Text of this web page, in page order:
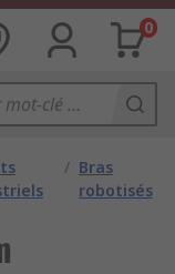
0
/ Bras
robotisés